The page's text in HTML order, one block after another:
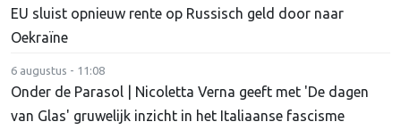
EU sluist opnieuw rente op Russisch geld door naar
Oekraïne
6 augustus - 11:08
Onder de Parasol | Nicoletta Verna geeft met 'De dagen
van Glas' gruwelijk inzicht in het Italiaanse fascisme